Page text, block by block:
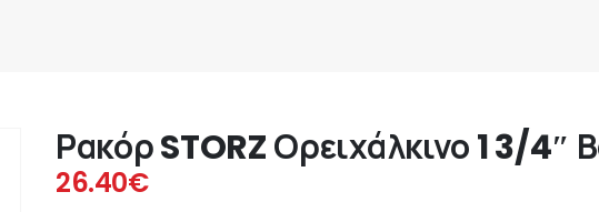
Ρακόρ STORZ Ορειχάλκινο 1 3/4″
26.40€